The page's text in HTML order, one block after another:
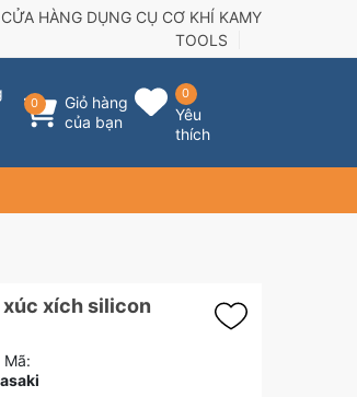
CỬA HÀNG DỤNG CỤ CƠ KHÍ KAMY
TOOLS
0
Giỏ hàng
của bạn
0
Yêu
thích
xúc xích silicon
Mã: